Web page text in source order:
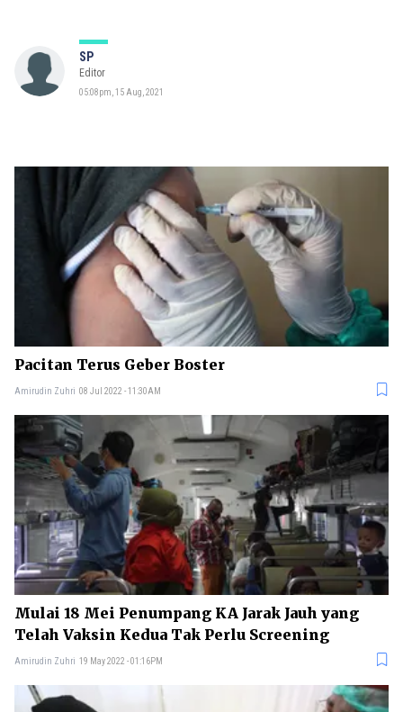
SP
Editor
05:08pm, 15 Aug, 2021
Pacitan Terus Geber Boster
Amirudin Zuhri 08 Jul 2022 - 11:30AM
Mulai 18 Mei Penumpang KA Jarak Jauh yang
Telah Vaksin Kedua Tak Perlu Screening
Amirudin Zuhri 19 May 2022 - 01:16PM